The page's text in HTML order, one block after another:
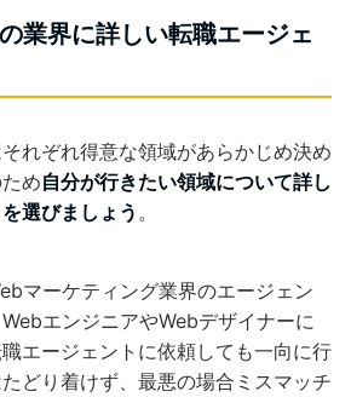
業界に詳しい転職エージェ
れぞれ得意な領域があらかじめ決め
め自分が行きたい領域について詳し
選びましょう 。
マーケティング業界のエージェン
エンジニアやWebデザイナーに
エージェントに依頼しても一向に行
どり着けず、最悪の場合ミスマッチ